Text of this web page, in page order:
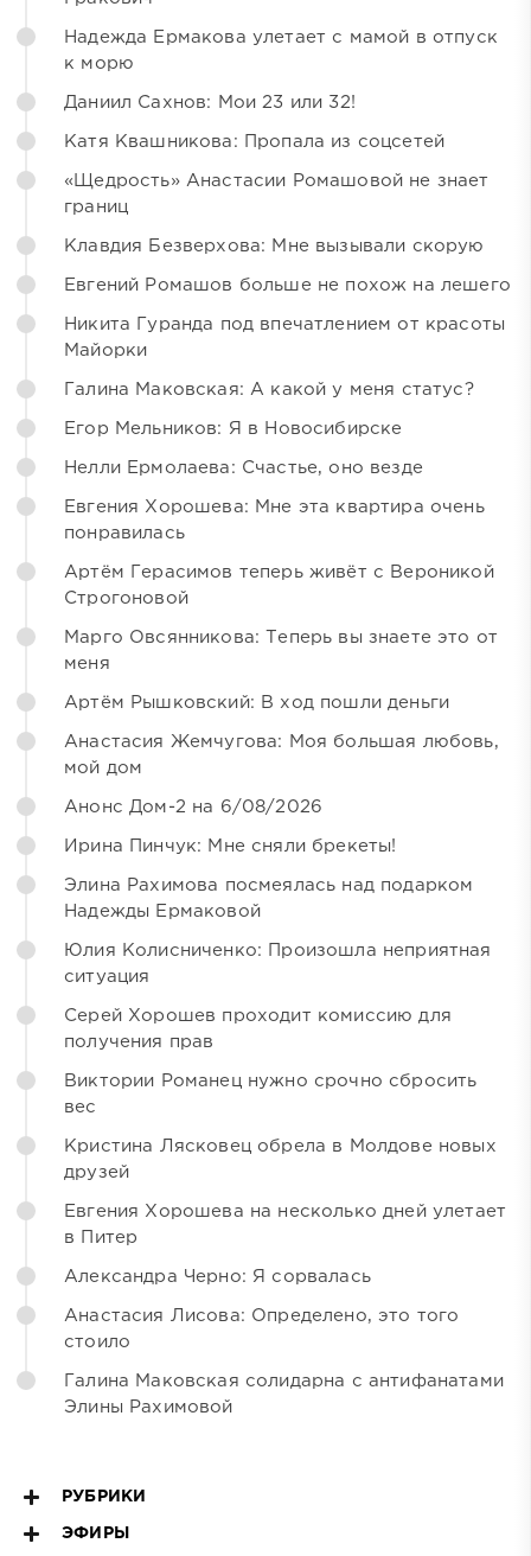
Надежда Ермакова улетает с мамой в отпуск
к морю
Даниил Сахнов: Мои 23 или 32!
Катя Квашникова: Пропала из соцсетей
«Щедрость» Анастасии Ромашовой не знает
границ
Клавдия Безверхова: Мне вызывали скорую
Евгений Ромашов больше не похож на лешего
Никита Гуранда под впечатлением от красоты
Майорки
Галина Маковская: А какой у меня статус?
Егор Мельников: Я в Новосибирске
Нелли Ермолаева: Счастье, оно везде
Евгения Хорошева: Мне эта квартира очень
понравилась
Артём Герасимов теперь живёт с Вероникой
Строгоновой
Марго Овсянникова: Теперь вы знаете это от
меня
Артём Рышковский: В ход пошли деньги
Анастасия Жемчугова: Моя большая любовь,
мой дом
Анонс Дом-2 на 6/08/2026
Ирина Пинчук: Мне сняли брекеты!
Элина Рахимова посмеялась над подарком
Надежды Ермаковой
Юлия Колисниченко: Произошла неприятная
ситуация
Серей Хорошев проходит комиссию для
получения прав
Виктории Романец нужно срочно сбросить
вес
Кристина Лясковец обрела в Молдове новых
друзей
Евгения Хорошева на несколько дней улетает
в Питер
Александра Черно: Я сорвалась
Анастасия Лисова: Определено, это того
стоило
Галина Маковская солидарна с антифанатами
Элины Рахимовой
РУБРИКИ
ЭФИРЫ